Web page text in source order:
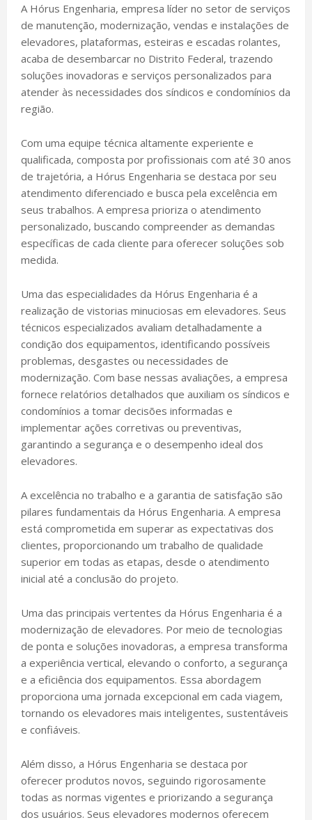
A Hórus Engenharia, empresa líder no setor de serviços
de manutenção, modernização, vendas e instalações de
elevadores, plataformas, esteiras e escadas rolantes,
acaba de desembarcar no Distrito Federal, trazendo
soluções inovadoras e serviços personalizados para
atender às necessidades dos síndicos e condomínios da
região.
Com uma equipe técnica altamente experiente e
qualificada, composta por profissionais com até 30 anos
de trajetória, a Hórus Engenharia se destaca por seu
atendimento diferenciado e busca pela excelência em
seus trabalhos. A empresa prioriza o atendimento
personalizado, buscando compreender as demandas
específicas de cada cliente para oferecer soluções sob
medida.
Uma das especialidades da Hórus Engenharia é a
realização de vistorias minuciosas em elevadores. Seus
técnicos especializados avaliam detalhadamente a
condição dos equipamentos, identificando possíveis
problemas, desgastes ou necessidades de
modernização. Com base nessas avaliações, a empresa
fornece relatórios detalhados que auxiliam os síndicos e
condomínios a tomar decisões informadas e
implementar ações corretivas ou preventivas,
garantindo a segurança e o desempenho ideal dos
elevadores.
A excelência no trabalho e a garantia de satisfação são
pilares fundamentais da Hórus Engenharia. A empresa
está comprometida em superar as expectativas dos
clientes, proporcionando um trabalho de qualidade
superior em todas as etapas, desde o atendimento
inicial até a conclusão do projeto.
Uma das principais vertentes da Hórus Engenharia é a
modernização de elevadores. Por meio de tecnologias
de ponta e soluções inovadoras, a empresa transforma
a experiência vertical, elevando o conforto, a segurança
e a eficiência dos equipamentos. Essa abordagem
proporciona uma jornada excepcional em cada viagem,
tornando os elevadores mais inteligentes, sustentáveis
e confiáveis.
Além disso, a Hórus Engenharia se destaca por
oferecer produtos novos, seguindo rigorosamente
todas as normas vigentes e priorizando a segurança
dos usuários. Seus elevadores modernos oferecem